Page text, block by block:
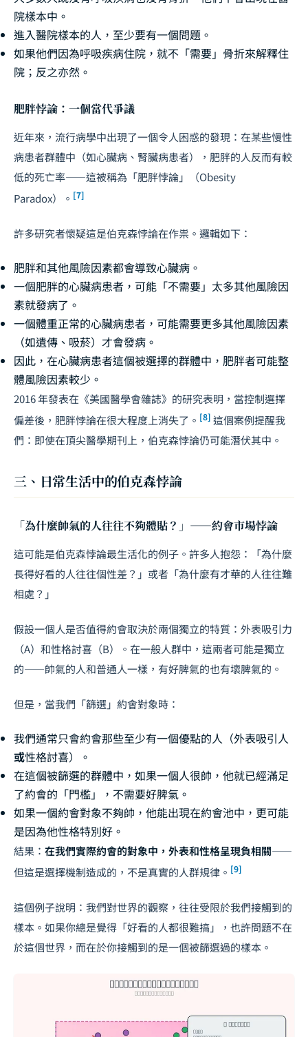
院樣本中。
進入醫院樣本的人，至少要有一個問題。
如果他們因為呼吸疾病住院，就不「需要」骨折來解釋住
院；反之亦然。
肥胖悖論：一個當代爭議
近年來，流行病學中出現了一個令人困惑的發現：在某些慢性
病患者群體中（如心臟病、腎臟病患者），肥胖的人反而有較
低的死亡率——這被稱為「肥胖悖論」（Obesity
Paradox）。 [7]
許多研究者懷疑這是伯克森悖論在作祟。邏輯如下：
肥胖和其他風險因素都會導致心臟病。
一個肥胖的心臟病患者，可能「不需要」太多其他風險因
素就發病了。
一個體重正常的心臟病患者，可能需要更多其他風險因素
（如遺傳、吸菸）才會發病。
因此，在心臟病患者這個被選擇的群體中，肥胖者可能整
體風險因素較少。
2016 年發表在《美國醫學會雜誌》的研究表明，當控制選擇
偏差後，肥胖悖論在很大程度上消失了。 [8] 這個案例提醒我
們：即使在頂尖醫學期刊上，伯克森悖論仍可能潛伏其中。
三、日常生活中的伯克森悖論
「為什麼帥氣的人往往不夠體貼？」——約會市場悖論
這可能是伯克森悖論最生活化的例子。許多人抱怨：「為什麼
長得好看的人往往個性差？」或者「為什麼有才華的人往往難
相處？」
假設一個人是否值得約會取決於兩個獨立的特質：外表吸引力
（A）和性格討喜（B）。在一般人群中，這兩者可能是獨立
的——帥氣的人和普通人一樣，有好脾氣的也有壞脾氣的。
但是，當我們「篩選」約會對象時：
我們通常只會約會那些至少有一個優點的人（外表吸引人
或性格討喜）。
在這個被篩選的群體中，如果一個人很帥，他就已經滿足
了約會的「門檻」，不需要好脾氣。
如果一個約會對象不夠帥，他能出現在約會池中，更可能
是因為他性格特別好。
結果： 在我們實際約會的對象中，外表和性格呈現負相關——
但這是選擇機制造成的，不是真實的人群規律。 [9]
這個例子說明：我們對世界的觀察，往往受限於我們接觸到的
樣本。如果你總是覺得「好看的人都很難搞」，也許問題不在
於這個世界，而在於你接觸到的是一個被篩選過的樣本。